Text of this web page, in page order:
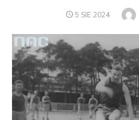
POSTED
5 SIE 2024